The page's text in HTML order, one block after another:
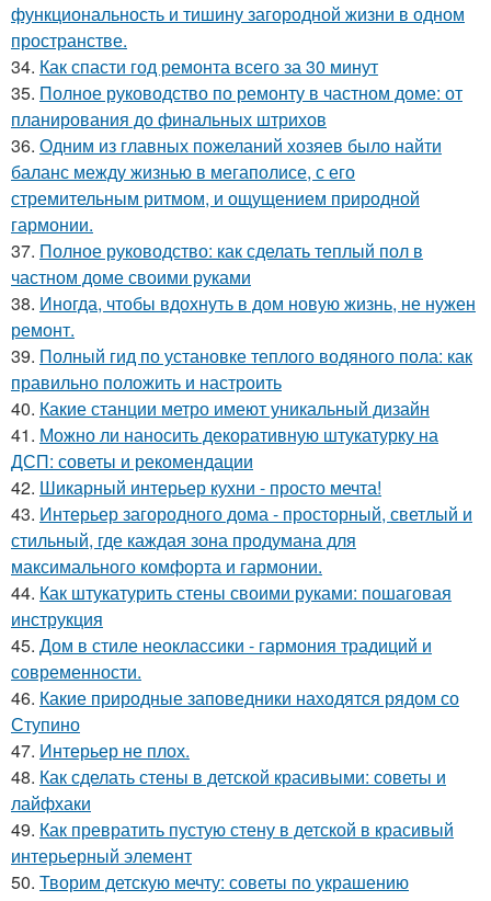
функциональность и тишину загородной жизни в одном
пространстве.
34. Как спасти год ремонта всего за 30 минут
35. Полное руководство по ремонту в частном доме: от
планирования до финальных штрихов
36. Одним из главных пожеланий хозяев было найти
баланс между жизнью в мегаполисе, с его
стремительным ритмом, и ощущением природной
гармонии.
37. Полное руководство: как сделать теплый пол в
частном доме своими руками
38. Иногда, чтобы вдохнуть в дом новую жизнь, не нужен
ремонт.
39. Полный гид по установке теплого водяного пола: как
правильно положить и настроить
40. Какие станции метро имеют уникальный дизайн
41. Можно ли наносить декоративную штукатурку на
ДСП: советы и рекомендации
42. Шикарный интерьер кухни - просто мечта!
43. Интерьер загородного дома - просторный, светлый и
стильный, где каждая зона продумана для
максимального комфорта и гармонии.
44. Как штукатурить стены своими руками: пошаговая
инструкция
45. Дом в стиле неоклассики - гармония традиций и
современности.
46. Какие природные заповедники находятся рядом со
Ступино
47. Интерьер не плох.
48. Как сделать стены в детской красивыми: советы и
лайфхаки
49. Как превратить пустую стену в детской в красивый
интерьерный элемент
50. Творим детскую мечту: советы по украшению